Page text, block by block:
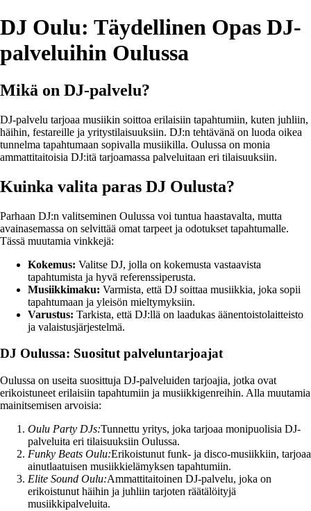
DJ Oulu: Täydellinen Opas DJ-
palveluihin Oulussa
Mikä on DJ-palvelu?
DJ-palvelu tarjoaa musiikin soittoa erilaisiin tapahtumiin, kuten juhliin,
häihin, festareille ja yritystilaisuuksiin. DJ:n tehtävänä on luoda oikea
tunnelma tapahtumaan sopivalla musiikilla. Oulussa on monia
ammattitaitoisia DJ:itä tarjoamassa palveluitaan eri tilaisuuksiin.
Kuinka valita paras DJ Oulusta?
Parhaan DJ:n valitseminen Oulussa voi tuntua haastavalta, mutta
avainasemassa on selvittää omat tarpeet ja odotukset tapahtumalle.
Tässä muutamia vinkkejä:
Kokemus: Valitse DJ, jolla on kokemusta vastaavista
tapahtumista ja hyvä referenssiperusta.
Musiikkimaku: Varmista, että DJ soittaa musiikkia, joka sopii
tapahtumaan ja yleisön mieltymyksiin.
Varustus: Tarkista, että DJ:llä on laadukas äänentoistolaitteisto
ja valaistusjärjestelmä.
DJ Oulussa: Suositut palveluntarjoajat
Oulussa on useita suosittuja DJ-palveluiden tarjoajia, jotka ovat
erikoistuneet erilaisiin tapahtumiin ja musiikkigenreihin. Alla muutamia
mainitsemisen arvoisia:
Oulu Party DJs:Tunnettu yritys, joka tarjoaa monipuolisia DJ-
palveluita eri tilaisuuksiin Oulussa.
Funky Beats Oulu:Erikoistunut funk- ja disco-musiikkiin, tarjoaa
ainutlaatuisen musiikkielämyksen tapahtumiin.
Elite Sound Oulu:Ammattitaitoinen DJ-palvelu, joka on
erikoistunut häihin ja juhliin tarjoten räätälöityjä
musiikkipalveluita.